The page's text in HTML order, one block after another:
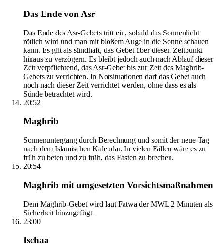
Das Ende von Asr
Das Ende des Asr-Gebets tritt ein, sobald das Sonnenlicht
rötlich wird und man mit bloßem Auge in die Sonne schauen
kann. Es gilt als sündhaft, das Gebet über diesen Zeitpunkt
hinaus zu verzögern. Es bleibt jedoch auch nach Ablauf dieser
Zeit verpflichtend, das Asr-Gebet bis zur Zeit des Maghrib-
Gebets zu verrichten. In Notsituationen darf das Gebet auch
noch nach dieser Zeit verrichtet werden, ohne dass es als
Sünde betrachtet wird.
20:52
Maghrib
Sonnenuntergang durch Berechnung und somit der neue Tag
nach dem Islamischen Kalendar. In vielen Fällen wäre es zu
früh zu beten und zu früh, das Fasten zu brechen.
20:54
Maghrib mit umgesetzten Vorsichtsmaßnahmen
Dem Maghrib-Gebet wird laut Fatwa der MWL 2 Minuten als
Sicherheit hinzugefügt.
23:00
Ischaa